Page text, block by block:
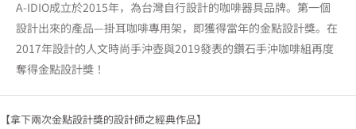
A-IDIO成立於2015年，為台灣自行設計的咖啡器具品牌。第一個
設計出來的產品—掛耳咖啡專用架，即獲得當年的金點設計獎。在
2017年設計的人文時尚手沖壺與2019發表的鑽石手沖咖啡組再度
奪得金點設計獎！
【拿下兩次金點設計獎的設計師之經典作品】